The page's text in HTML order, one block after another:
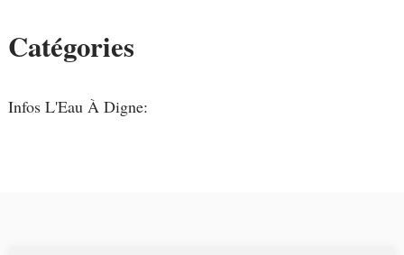
Catégories
Infos L'Eau À Digne: